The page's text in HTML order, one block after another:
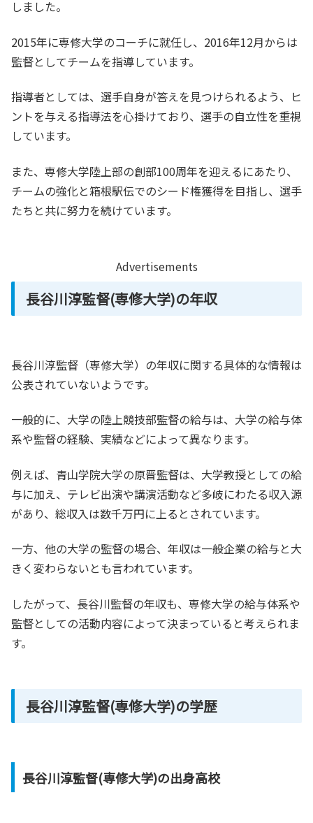
しました。
2015年に専修大学のコーチに就任し、2016年12月からは
監督としてチームを指導しています。
指導者としては、選手自身が答えを見つけられるよう、ヒ
ントを与える指導法を心掛けており、選手の自立性を重視
しています。
また、専修大学陸上部の創部100周年を迎えるにあたり、
チームの強化と箱根駅伝でのシード権獲得を目指し、選手
たちと共に努力を続けています。
Advertisements
長谷川淳監督(専修大学)の年収
長谷川淳監督（専修大学）の年収に関する具体的な情報は
公表されていないようです。
一般的に、大学の陸上競技部監督の給与は、大学の給与体
系や監督の経験、実績などによって異なります。
例えば、青山学院大学の原晋監督は、大学教授としての給
与に加え、テレビ出演や講演活動など多岐にわたる収入源
があり、総収入は数千万円に上るとされています。
一方、他の大学の監督の場合、年収は一般企業の給与と大
きく変わらないとも言われています。
したがって、長谷川監督の年収も、専修大学の給与体系や
監督としての活動内容によって決まっていると考えられま
す。
長谷川淳監督(専修大学)の学歴
長谷川淳監督(専修大学)の出身高校